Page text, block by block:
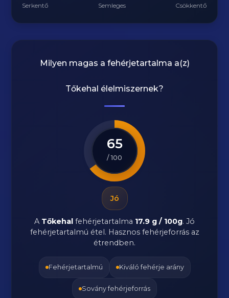
Serkentő Semleges Csökkentő
Milyen magas a fehérjetartalma a(z)
Tőkehal élelmiszernek?
65
/ 100
Jó
A Tőkehal fehérjetartalma 17.9 g / 100g. Jó
fehérjetartalmú étel. Hasznos fehérjeforrás az
étrendben.
Fehérjetartalmú Kiváló fehérje arány
Sovány fehérjeforrás